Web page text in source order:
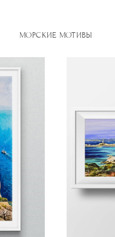
МОРСКИЕ МОТИВЫ